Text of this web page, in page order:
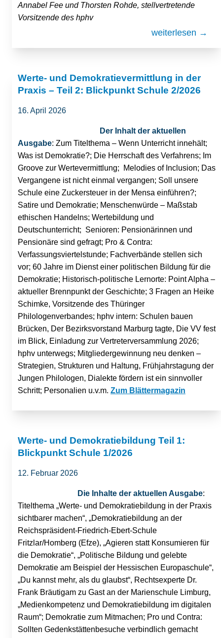
Annabel Fee und Thorsten Rohde, stellvertretende
Vorsitzende des hphv
weiterlesen →
Werte- und Demokratievermittlung in der
Praxis – Teil 2: Blickpunkt Schule 2/2026
16. April 2026
Der Inhalt der aktuellen
Ausgabe: Zum Titelthema – Wenn Unterricht innehält;
Was ist Demokratie?; Die Herrschaft des Verfahrens; Im
Groove zur Wertevermittlung; Melodies of Inclusion; Das
Vergangene ist nicht einmal vergangen; Soll unsere
Schule eine Zuckersteuer in der Mensa einführen?;
Satire und Demokratie; Menschenwürde – Maßstab
ethischen Handelns; Wertebildung und
Deutschunterricht; Senioren: Pensionärinnen und
Pensionäre sind gefragt; Pro & Contra:
Verfassungsviertelstunde; Fachverbände stellen sich
vor; 60 Jahre im Dienst einer politischen Bildung für die
Demokratie; Historisch-politische Lernorte: Point Alpha –
aktueller Brennpunkt der Geschichte; 3 Fragen an Heike
Schimke, Vorsitzende des Thüringer
Philologenverbandes; hphv intern: Schulen bauen
Brücken, Der Bezirksvorstand Marburg tagte, Die VV fest
im Blick, Einladung zur Vertreterversammlung 2026;
hphv unterwegs; Mitgliedergewinnung neu denken –
Strategien, Strukturen und Haltung, Frühjahrstagung der
Jungen Philologen, Dialekte fördern ist ein sinnvoller
Schritt; Personalien u.v.m. Zum Blättermagazin
Werte- und Demokratiebildung Teil 1:
Blickpunkt Schule 1/2026
12. Februar 2026
Die Inhalte der aktuellen Ausgabe:
Titelthema „Werte- und Demokratiebildung in der Praxis
sichtbarer machen“, „Demokratiebildung an der
Reichspräsident-Friedrich-Ebert-Schule
Fritzlar/Homberg (Efze), „Agieren statt Konsumieren für
die Demokratie“, „Politische Bildung und gelebte
Demokratie am Beispiel der Hessischen Europaschule“,
„Du kannst mehr, als du glaubst“, Rechtsexperte Dr.
Frank Bräutigam zu Gast an der Marienschule Limburg,
„Medienkompetenz und Demokratiebildung im digitalen
Raum“; Demokratie zum Mitmachen; Pro und Contra:
Sollten Gedenkstättenbesuche verbindlich gemacht